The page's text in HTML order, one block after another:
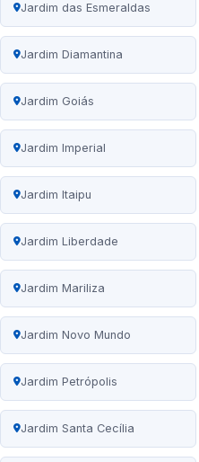
Jardim das Esmeraldas
Jardim Diamantina
Jardim Goiás
Jardim Imperial
Jardim Itaipu
Jardim Liberdade
Jardim Mariliza
Jardim Novo Mundo
Jardim Petrópolis
Jardim Santa Cecília